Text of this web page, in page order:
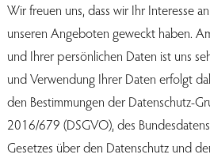
Wir freuen uns, dass wir Ihr Interesse
unseren Angeboten geweckt haben.
und Ihrer persönlichen Daten ist uns
und Verwendung Ihrer Daten erfolgt
den Bestimmungen der Datenschutz-
2016/679 (DSGVO), des
Gesetzes über den Datenschutz und